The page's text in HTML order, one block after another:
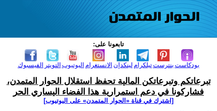
تابعونا على:
الفيسبوك التويتر اليوتيوب الانستغرام لينكدإن تيلكرامبنترست بودكاست
تبرعاتكم وتبرعاتكن المالية تحفظ استقلال الحوار المتمدن،
فشاركونا في دعم استمرارية هذا الفضاء اليساري الحر
[اشترك في قناة ‫«الحوار المتمدن» على اليوتيوب]